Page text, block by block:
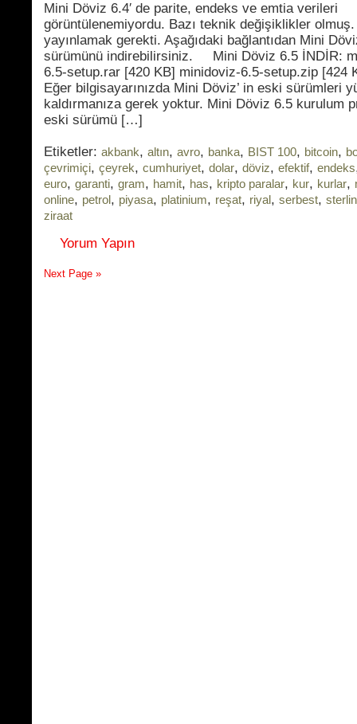
Mini Döviz 6.4′ de parite, endeks ve emtia verileri
görüntülenemiyordu. Bazı teknik değişiklikler
yayınlamak gerekti. Aşağıdaki bağlantıdan Mini
sürümünü indirebilirsiniz. Mini Döviz 6.5 İNDİR:
6.5-setup.rar [420 KB] minidoviz-6.5-setup.zip [424
Eğer bilgisayarınızda Mini Döviz’ in eski sürümleri
kaldırmanıza gerek yoktur. Mini Döviz 6.5 kurulum
eski sürümü […]
Etiketler: akbank, altın, avro, banka, BIST 100, bitcoin,
çevrimiçi, çeyrek, cumhuriyet, dolar, döviz, efektif, endeks
euro, garanti, gram, hamit, has, kripto paralar, kur, kurlar,
online, petrol, piyasa, platinium, reşat, riyal, serbest, sterlin
ziraat
Yorum Yapın
Next Page »